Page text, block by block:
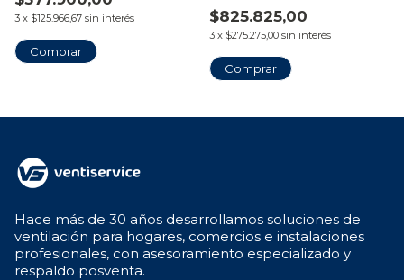
3 x $125.966,67 sin interés
Comprar
$825.825,00
3 x $275.275,00 sin interés
Hace más de 30 años desarrollamos soluciones de
ventilación para hogares, comercios e instalaciones
profesionales, con asesoramiento especializado y
respaldo posventa.